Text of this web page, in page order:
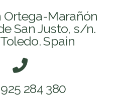
Ortega-Marañón
San Justo, s/n.
Spain
925 284 380